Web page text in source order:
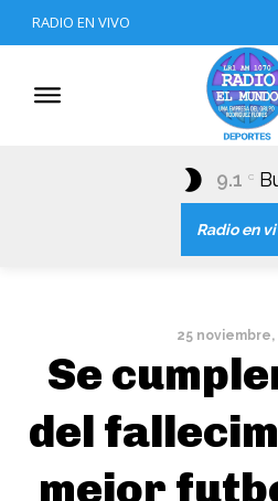
RADIO EN VIVO
9.1 C
Radio en
25 noviembre,
Se
del
mejor